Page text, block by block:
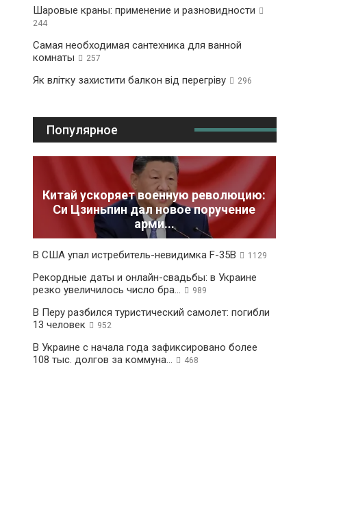
Шаровые краны: применение и разновидности
244
Самая необходимая сантехника для ванной
комнаты
257
Як влітку захистити балкон від перегріву 296
Популярное
Китай ускоряет военную революцию:
Си Цзиньпин дал новое поручение
арми...
В США упал истребитель-невидимка F-35B 1129
Рекордные даты и онлайн-свадьбы: в Украине
резко увеличилось число бра...
989
В Перу разбился туристический самолет: погибли
13 человек
952
В Украине с начала года зафиксировано более
108 тыс. долгов за коммуна...
468